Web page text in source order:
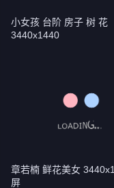
小女孩 台阶 房子 树 花
3440x1440
章若楠 鲜花美女
屏